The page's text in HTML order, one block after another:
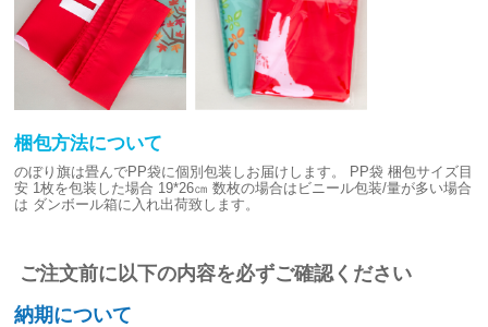
梱包方法について
のぼり旗は畳んでPP袋に個別包装しお届けします。
PP袋 梱包サイズ目
安 1枚を包装した場合 19*26㎝ 数枚の場合はビニール包装/量が多い場合
は ダンボール箱に入れ出荷致します。
ご注文前に以下の内容を必ずご確認ください
納期について